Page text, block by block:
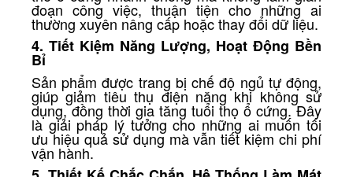
đoạn công việc, thuận tiện cho những ai
thường xuyên nâng cấp hoặc thay đổi dữ liệu.
4. Tiết Kiệm Năng Lượng, Hoạt Động Bền
Bỉ
Sản phẩm được trang bị chế độ ngủ tự động,
giúp giảm tiêu thụ điện năng khi không sử
dụng, đồng thời gia tăng tuổi thọ ổ cứng. Đây
là giải pháp lý tưởng cho những ai muốn tối
ưu hiệu quả sử dụng mà vẫn tiết kiệm chi phí
vận hành.